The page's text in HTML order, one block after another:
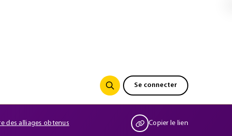
Se connecter
des alliages obtenus Copier le lien